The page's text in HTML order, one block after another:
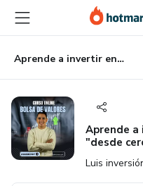
principal
página
de
página
Aprende a invertir en bolsa de valores "desde cero"
Aprende a
"desde
Luis